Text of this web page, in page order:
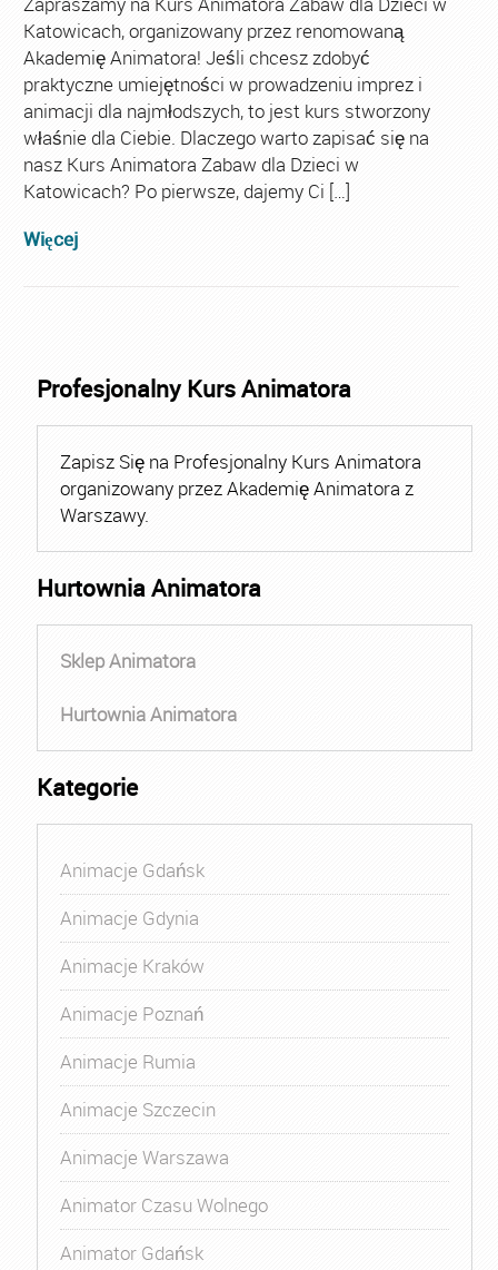
Katowicach, organizowany przez renomowaną
Akademię Animatora! Jeśli chcesz zdobyć
praktyczne umiejętności w prowadzeniu imprez i
animacji dla najmłodszych, to jest kurs stworzony
właśnie dla Ciebie. Dlaczego warto zapisać się na
nasz Kurs Animatora Zabaw dla Dzieci w
Katowicach? Po pierwsze, dajemy Ci […]
Więcej
Profesjonalny Kurs Animatora
Zapisz Się na Profesjonalny Kurs Animatora
organizowany przez Akademię Animatora z
Warszawy.
Hurtownia Animatora
Sklep Animatora
Hurtownia Animatora
Kategorie
Animacje Gdańsk
Animacje Gdynia
Animacje Kraków
Animacje Poznań
Animacje Rumia
Animacje Szczecin
Animacje Warszawa
Animator Czasu Wolnego
Animator Gdańsk